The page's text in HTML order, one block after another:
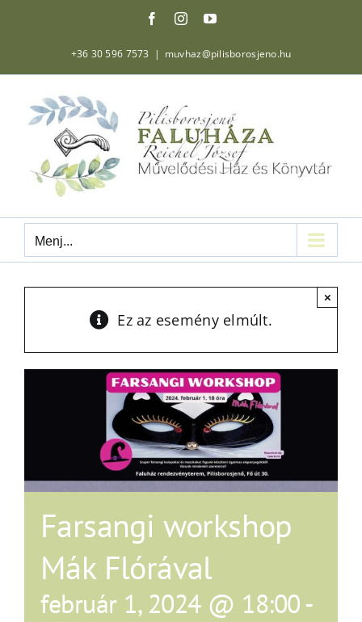
FacebookInstagramYouTube
+36 30 596 7573 | muvhaz@pilisborosjeno.hu
Menj...
Ez az esemény elmúlt.
×
Farsangi workshop
Mák Flórával
február 1, 2024 @ 18:00-